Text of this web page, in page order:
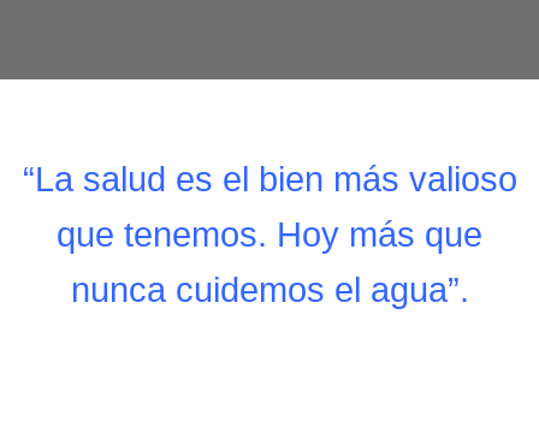
“La salud es el bien más valioso
que tenemos. Hoy más que
nunca cuidemos el agua”.